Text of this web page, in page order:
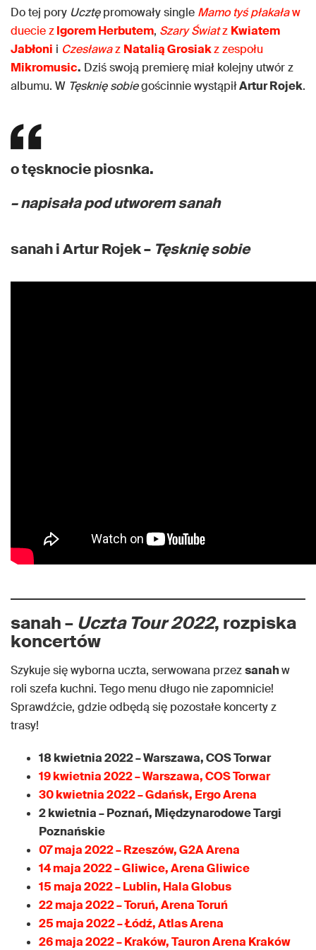
Do tej pory Ucztępromowały single Mamo tyś płakaław
duecie zIgorem Herbutem, Szary Światz Kwiatem
Jabłoni i Czesławaz Natalią Grosiakz zespołu
Mikromusic. Dziś swoją premierę miał kolejny utwór z
albumu. W Tęsknię sobiegościnnie wystąpiłArtur Rojek.
o tęsknocie piosnka.
– napisała pod utworem sanah
sanah i Artur Rojek – Tęsknię sobie
sanah – Uczta Tour 2022, rozpiska
koncertów
Szykuje się wyborna uczta, serwowana przezsanahw
roli szefa kuchni. Tego menu długo nie zapomnicie!
Sprawdźcie, gdzie odbędą się pozostałe koncerty z
trasy!
18 kwietnia 2022 – Warszawa, COS Torwar
19 kwietnia 2022 – Warszawa, COS Torwar
30 kwietnia 2022 – Gdańsk, Ergo Arena
2 kwietnia – Poznań, Międzynarodowe Targi
Poznańskie
07 maja 2022 – Rzeszów, G2A Arena
14 maja 2022 – Gliwice, Arena Gliwice
15 maja 2022 – Lublin, Hala Globus
22 maja 2022 – Toruń, Arena Toruń
25 maja 2022 – Łódź, Atlas Arena
26 maja 2022 – Kraków, Tauron Arena Kraków